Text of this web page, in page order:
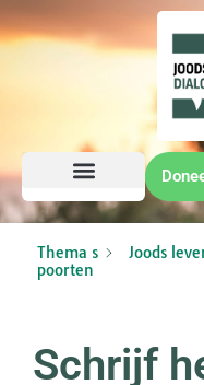
Thema s Joods
poorten
Schrijf